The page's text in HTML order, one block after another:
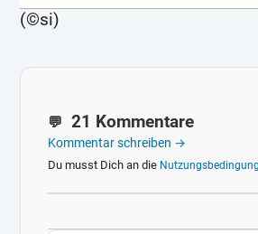
(©si)
21 Kommentare
Kommentar schreiben →
Du musst Dich an die